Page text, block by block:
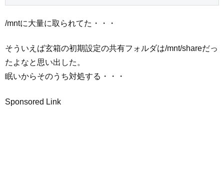
/mntに大量に取られてた・・・
そういえば玄箱の初期設定の共有フォルダは/mnt/shareだっ
たよなと思い出した。
眠いからそのうち対処する・・・
Sponsored Link